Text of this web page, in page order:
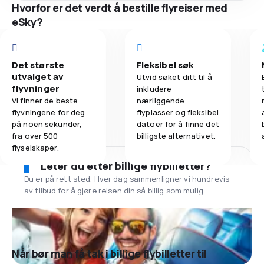
Hvorfor er det verdt å bestille flyreiser med
eSky?
Det største
utvalget av
flyvninger
Vi finner de beste
flyvningene for deg
på noen sekunder,
fra over 500
flyselskaper.
Fleksibel søk
Utvid søket ditt til å
inkludere
nærliggende
flyplasser og fleksibel
datoer for å finne det
billigste alternativet.
Leter du etter billige flybilletter?
Du er på rett sted. Hver dag sammenligner vi hundrevis
av tilbud for å gjøre reisen din så billig som mulig.
Når bør man få tak i billige flybilletter til